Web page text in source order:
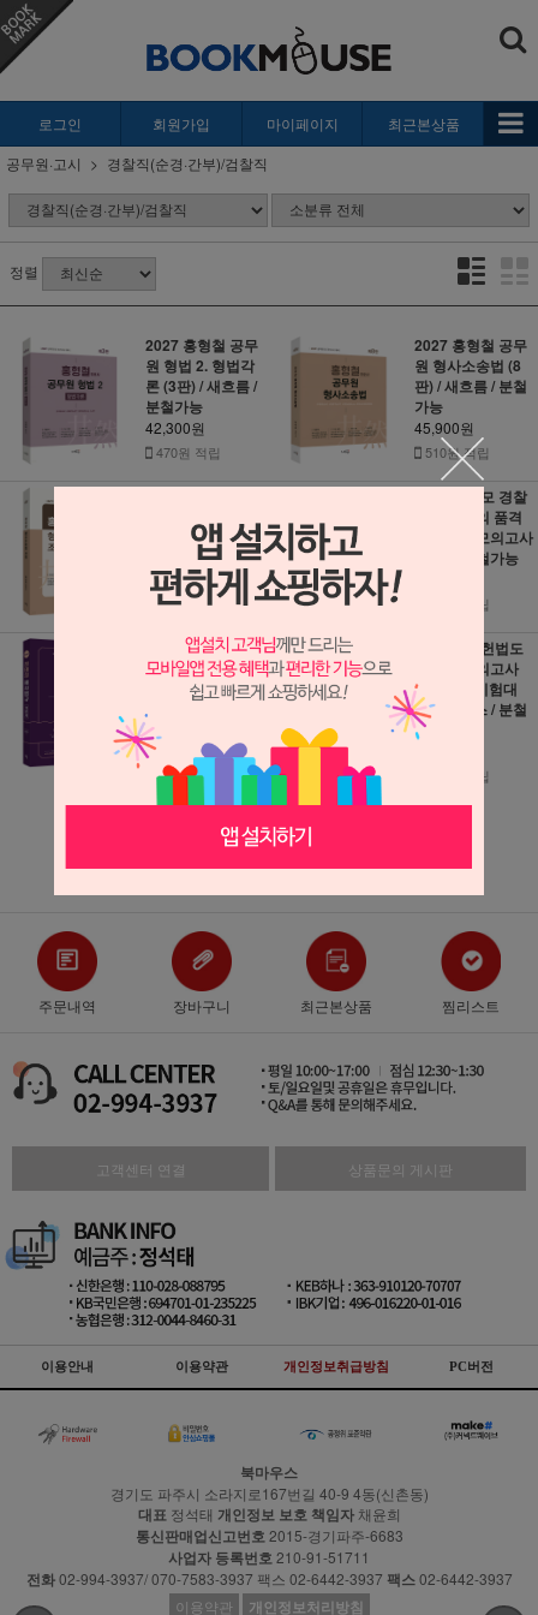
로그인 회원가입 마이페이지
최근본상품
공무원·고시
경찰직(순경·간부)/검찰직
정렬
2027 홍형철 공무
원 형법 2. 형법각
론 (3판) / 새흐름 /
분철가능
42,300원
470원 적립
2027 홍형철 공무
원 형사소송법 (8
판) / 새흐름 / 분철
가능
45,900원
510원 적립
새흐름 / 분철가능
25,200원
280원 적립
2026 장품모 경찰
학 장정훈의 품격
있는 최종모의고사
/ 느루 / 분철가능
220원 적립
2026 정태정 해사
법규 기본서 (개정
판) / 멘토링 / 분철
31,500원
350원 적립
2026 경찰헌법도
약 동형모의고사
(2차 경찰시험대
비) / 윌비스 / 분철
가능
240원 적립
더보기 ▼
주문내역 장바구니 최근본상품 찜리스트
고객센터 연결 상품문의 게시판
이용안내 이용약관 개인정보취급방침 PC버전
북마우스
경기도 파주시 소라지로167번길 40-9 4동(신촌동)
대표 정석태 개인정보 보호 책임자채윤희
통신판매업신고번호 2015-경기파주-6683
사업자 등록번호210-91-51711
전화02-994-3937/ 070-7583-3937 팩스 02-6442-3937 팩스02-6442-3937
이용약관
개인정보처리방침